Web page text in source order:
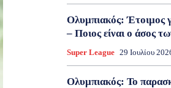
Ολυμπιακός: Έτοιμος
– Ποιος είναι ο άσος
Super League 29 Ιουλίου
Ολυμπιακός: Το